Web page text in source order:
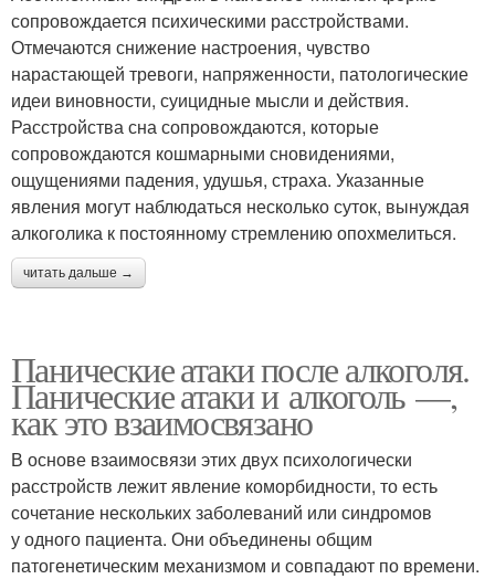
сопровождается психическими расстройствами.
Отмечаются снижение настроения, чувство
нарастающей тревоги, напряженности, патологические
идеи виновности, суицидные мысли и действия.
Расстройства сна сопровождаются, которые
сопровождаются кошмарными сновидениями,
ощущениями падения, удушья, страха. Указанные
явления могут наблюдаться несколько суток, вынуждая
алкоголика к постоянному стремлению опохмелиться.
читать дальше →
Панические атаки после алкоголя.
Панические атаки и алкоголь —,
как это взаимосвязано
В основе взаимосвязи этих двух психологически
расстройств лежит явление коморбидности, то есть
сочетание нескольких заболеваний или синдромов
у одного пациента. Они объединены общим
патогенетическим механизмом и совпадают по времени.